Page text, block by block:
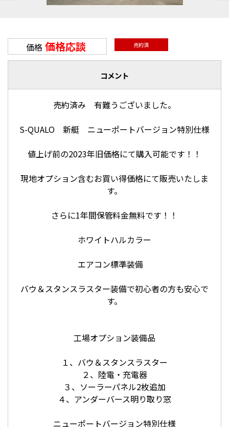
価格 価格応談 売約済
コメント
売約済み 有難うございました。
S-QUALO 新艇 ニューポートバージョン特別仕様
値上げ前の2023年旧価格にて購入可能です！！
現地オプション含むお買い得価格にて販売いたしま
す。
さらに1年間保管料金無料です！！
ホワイトハルカラー
エアコン標準装備
バウ＆スタンスラスター装備で初心者の方も安心で
す。
工場オプション装備品
１、バウ＆スタンスラスター
２、陸電・充電器
３、ソーラーパネル2枚追加
４、アンダーバース明り取り窓
ニューポートバージョン特別仕様